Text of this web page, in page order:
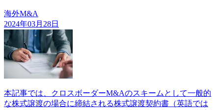
海外M&A
2024年03月28日
本記事では、クロスボーダーM&Aのスキームとして一般的
な株式譲渡の場合に締結される株式譲渡契約書（英語では